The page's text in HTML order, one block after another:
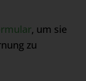
, um sie
zu